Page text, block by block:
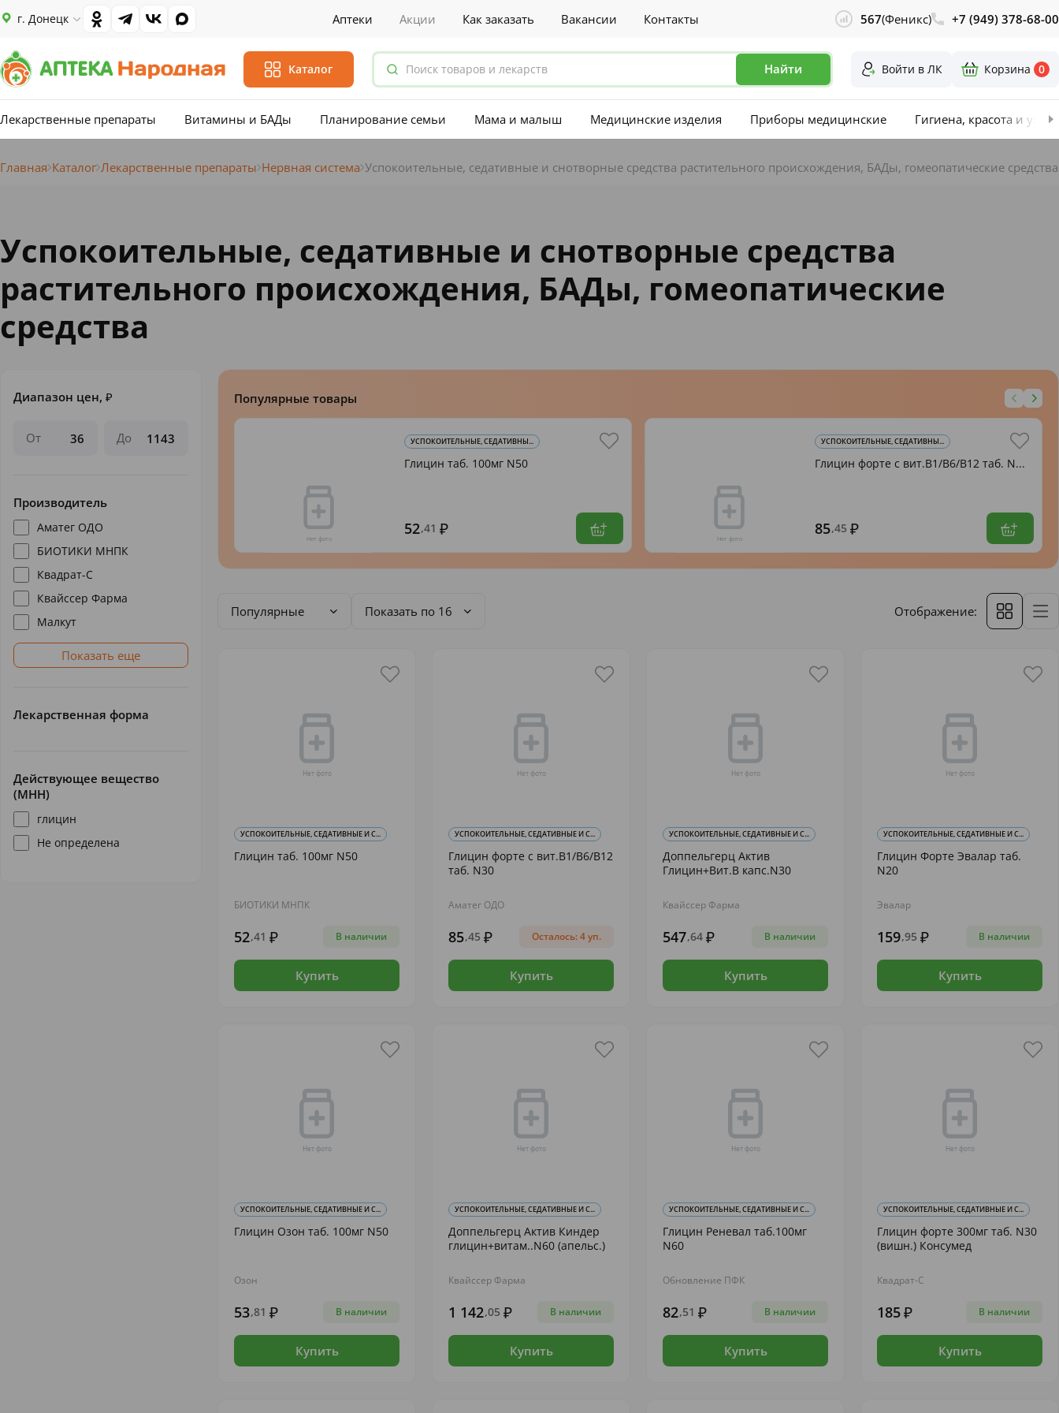
г. Донецк Аптеки Акции Как заказать Вакансии Контакты 567(Феникс) +7 (949) 378-68-00
Каталог Найти Войти в ЛК Корзина 0
Лекарственные препараты Витамины и БАДы Планирование семьи Мама и малыш Медицинские изделия Приборы медицинские Гигиена, красота и уход
Главная Каталог Лекарственные препараты Нервная система Успокоительные, седативные и снотворные средства растительного происхождения, БАДы, гомеопатические средства
Успокоительные, седативные и снотворные средства
растительного происхождения, БАДы, гомеопатические
средства
Диапазон цен, ₽
От До
Производитель
Аматег ОДО
БИОТИКИ МНПК
Квадрат-С
Квайссер Фарма
Малкут
Показать еще
Лекарственная форма
Действующее вещество
(МНН)
глицин
Не определена
Популярные товары
УСПОКОИТЕЛЬНЫЕ, СЕДАТИВНЫ...
Глицин таб. 100мг N50
52,41
УСПОКОИТЕЛЬНЫЕ, СЕДАТИВНЫ...
Глицин форте с вит.В1/В6/В12 таб. N...
85,45
Популярные Показать по 16 Отображение:
УСПОКОИТЕЛЬНЫЕ, СЕДАТИВНЫЕ И С...
Глицин таб. 100мг N50
БИОТИКИ МНПК
52,41 В наличии
Купить
УСПОКОИТЕЛЬНЫЕ, СЕДАТИВНЫЕ И С...
Глицин форте с вит.В1/В6/В12
таб. N30
Аматег ОДО
85,45 Осталось: 4 уп.
Купить
УСПОКОИТЕЛЬНЫЕ, СЕДАТИВНЫЕ И С...
Доппельгерц Актив
Глицин+Вит.В капс.N30
Квайссер Фарма
547,64 В наличии
Купить
УСПОКОИТЕЛЬНЫЕ, СЕДАТИВНЫЕ И С...
Глицин Форте Эвалар таб.
N20
Эвалар
159,95 В наличии
Купить
УСПОКОИТЕЛЬНЫЕ, СЕДАТИВНЫЕ И С...
Глицин Озон таб. 100мг N50
Озон
53,81 В наличии
Купить
УСПОКОИТЕЛЬНЫЕ, СЕДАТИВНЫЕ И С...
Доппельгерц Актив Киндер
глицин+витам..N60 (апельс.)
Квайссер Фарма
1 142,05 В наличии
Купить
УСПОКОИТЕЛЬНЫЕ, СЕДАТИВНЫЕ И С...
Глицин Реневал таб.100мг
N60
Обновление ПФК
82,51 В наличии
Купить
УСПОКОИТЕЛЬНЫЕ, СЕДАТИВНЫЕ И С...
Глицин форте 300мг таб. N30
(вишн.) Консумед
Квадрат-С
185 В наличии
Купить